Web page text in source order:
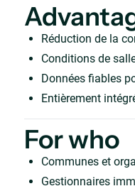
Réduction de la
Conditions de
Données fiables
Entièrement
For who
Communes et
Gestionnaires